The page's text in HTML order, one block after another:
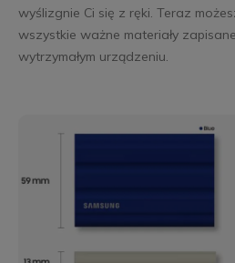
wyślizgnie Ci się z ręki. Teraz
wszystkie ważne materiały
wytrzymałym urządzeniu.